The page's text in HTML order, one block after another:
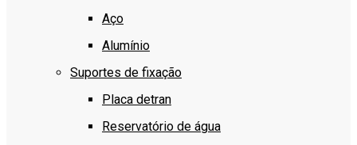
Aço
Alumínio
Suportes de fixação
Placa detran
Reservatório de água